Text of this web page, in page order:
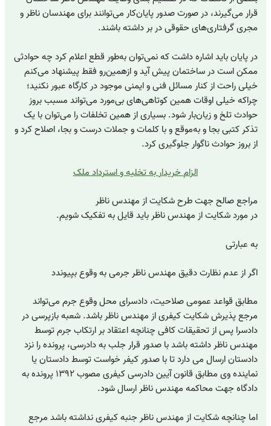
قرار می‌گیرند، در صورت صدور پایان‌کار می‌توانند برای مهندسان ناظر و
مجری گرفتاری‌های حقوقی در بر داشته باشند.
در پایان باید اشاره داشت که نمی‌توان به‌طور قطع اعلام کرد چه حوادثی
ممکن است در ساختمان پیش آید و ازهمین‌رو فقط پیشنهاد می‌کنم
خیلی راحت از کنار مسائل فنی و ایمنی موجود در کارگاه عبور نکنید؛
چراکه خیلی اوقات همین کوتاهی‌های بی‌مورد می‌تواند مسبب بروز
حوادث تلخ و زیان‌بار شود. بسیاری از همین تخلفات را می‌توان با یک
تذکر کتبی بجا و به‌موقع و با کلمات و جملات درست و بجا، اصلاح کرد و
از بروز حوادث ناگوار جلوگیری کرد.
الزام خریدار به تخلیه و استرداد ملک
مراجع صالح جهت طرح شکایت از مهندس ناظر
در مورد شکایت از مهندس ناظر باید قایل به تفکیک شویم.
به عبارتی
اگر از عدم نظارت دقیق مهندس ناظر جرمی به وقوع بپیوندد
مطابق قواعد عمومی صلاحیت، دادسرای محل وقوع جرم می‌تواند
مرجع پذیرش شکایت کیفری از مهندس ناظر باشد. شعبه بازپرسی در
دادسرا پس از تحقیقات کافی چنانچه اعتقاد بر ارتکاب جرم توسط
مهندس ناظر داشته باشد با صدور قرار جلب به دادرسی، پرونده را نزد
دادستان ارسال می دارد تا با صدور کیفر خواست توسط دادستان یا
نماینده وی مطابق قانون آیین دادرسی کیفری مصوب ۱۳۹۲ پرونده به
دادگاه جهت محاکمه مهندس ناظر ارسال شود.
اما چنانچه شکایت از مهندس ناظر جنبه کیفری نداشته باشد مرجع